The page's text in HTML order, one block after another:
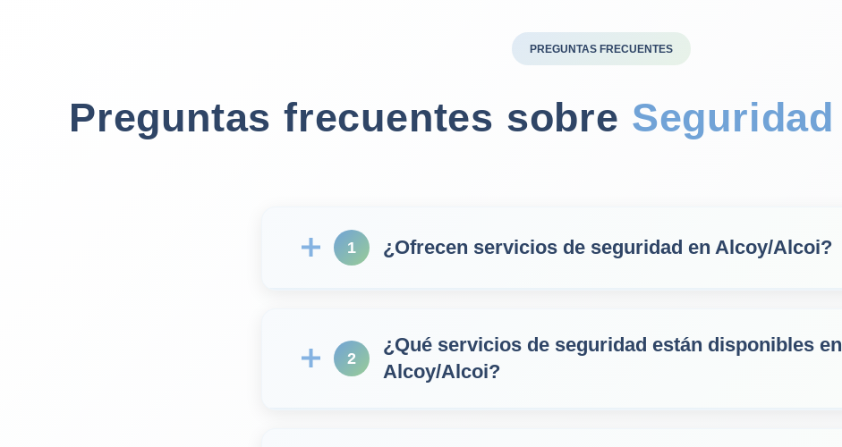
PREGUNTAS FRECUENTES
Preguntas frecuentes sobre Seguridad
1 ¿Ofrecen servicios de seguridad en Alcoy/Alcoi?
2
¿Qué servicios de seguridad están disponibles en
Alcoy/Alcoi?